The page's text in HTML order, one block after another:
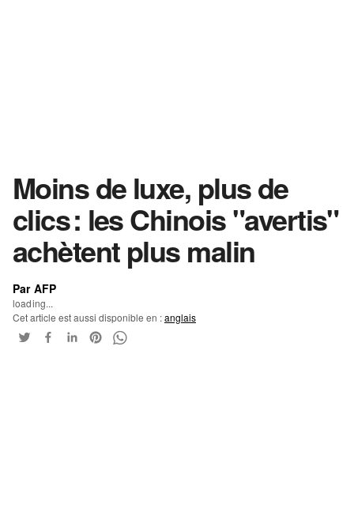
Moins de luxe, plus de
clics : les Chinois "avertis"
achètent plus malin
Par AFP
loading...
Cet article est aussi disponible en :anglais